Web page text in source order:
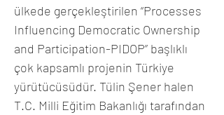
ülkede gerçekleştirilen “Processes
Influencing Democratic Ownership
and Participation-PIDOP” başlıklı
çok kapsamlı projenin Türkiye
yürütücüsüdür. Tülin Şener halen
T.C. Milli Eğitim Bakanlığı tarafından